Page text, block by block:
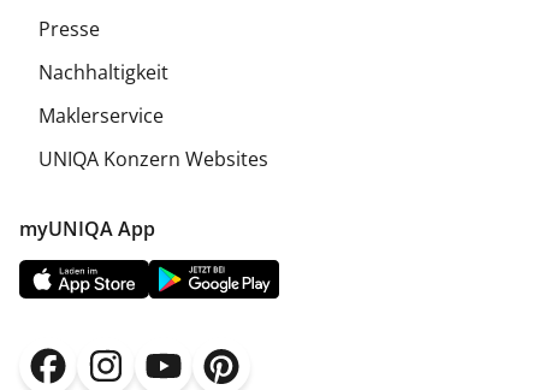
Presse
Nachhaltigkeit
Maklerservice
UNIQA Konzern Websites
myUNIQA App